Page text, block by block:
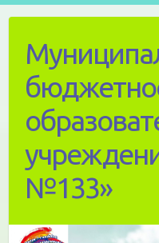
content
№133»